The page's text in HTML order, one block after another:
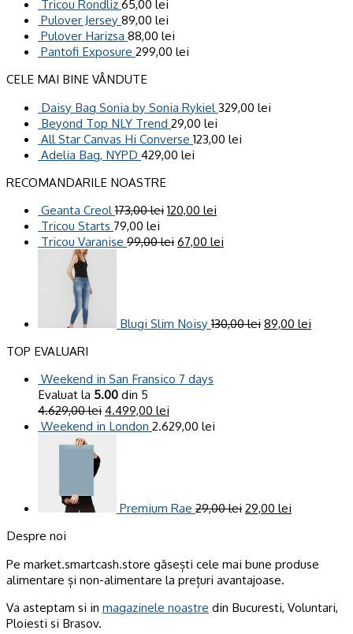
Tricou Rondliz 65,00 lei
Pulover Jersey 89,00 lei
Pulover Harizsa 88,00 lei
Pantofi Exposure 299,00 lei
CELE MAI BINE VÂNDUTE
Daisy Bag Sonia by Sonia Rykiel 329,00 lei
Beyond Top NLY Trend 29,00 lei
All Star Canvas Hi Converse 123,00 lei
Adelia Bag, NYPD 429,00 lei
RECOMANDARILE NOASTRE
Geanta Creol 173,00lei 120,00 lei
Tricou Starts 79,00 lei
Tricou Varanise 99,00lei 67,00 lei
Blugi Slim Noisy 130,00lei 89,00 lei
TOP EVALUARI
Weekend in San Fransico 7 days
Evaluat la 5.00 din 5
4.629,00lei 4.499,00 lei
Weekend in London 2.629,00 lei
Premium Rae 29,00lei 29,00 lei
Despre noi
Pe market.smartcash.store găsești cele mai bune produse
alimentare și non-alimentare la prețuri avantajoase.
Va asteptam si in magazinele noastre din Bucuresti, Voluntari,
Ploiesti si Brasov.